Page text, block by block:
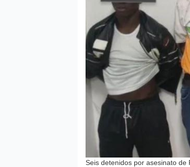
Seis detenidos por asesinato de